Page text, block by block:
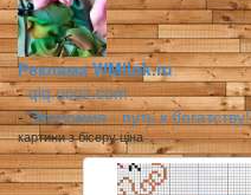
Реклама WMlink.ru
-qiq.ucoz.com
-Экономия - путь к богатству!
картини з бісеру ціна